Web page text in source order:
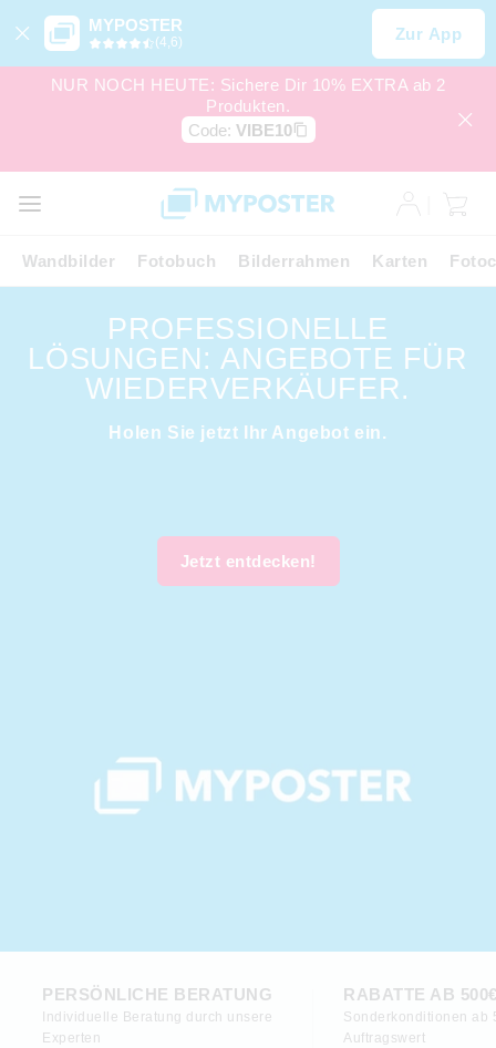
MYPOSTER
(4,6) Zur App
NUR NOCH HEUTE: Sichere Dir 10% EXTRA ab 2
Produkten.
Code: VIBE10
Wandbilder Fotobuch Bilderrahmen Karten
PROFESSIONELLE
LÖSUNGEN: ANGEBOTE FÜR
WIEDERVERKÄUFER.
Holen Sie jetzt Ihr Angebot ein.
Jetzt entdecken!
PERSÖNLICHE BERATUNG
Individuelle Beratung durch unsere
Experten
RABATTE AB
Sonderkonditionen ab
Auftragswert